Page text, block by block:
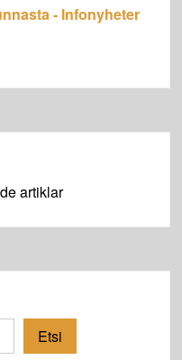
- Infonyheter
artiklar
Etsi